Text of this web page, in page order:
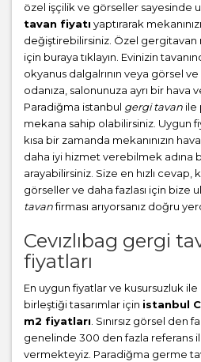
özel işçilik ve görseller sayesinde
tavan fiyatı yaptırarak
değiştirebilirsiniz. Özel gergitavan
için buraya tıklayın. Evinizin
okyanus dalgalrının veya görsel
odanıza, salonunuza ayrı bir hava
Paradiğma istanbul gergi tavan ile
mekana sahip olabilirsiniz. Uygun
kısa bir zamanda mekanınızın
daha iyi hizmet verebilmek adına
arayabilirsiniz. Size en hızlı cevap,
görseller ve daha fazlası için bize
tavanfirması arıyorsanız doğru
Cevızlıbag gergi
fiyatları
En uygun fiyatlar ve kusursuzluk
birleştiği tasarımlar için istanbul
m2 fiyatları . Sınırsız görsel
genelinde 300 den fazla referans
vermekteyiz. Paradiğma germe